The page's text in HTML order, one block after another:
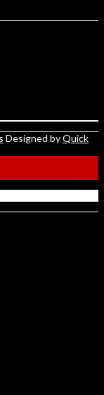
Designed byQuick